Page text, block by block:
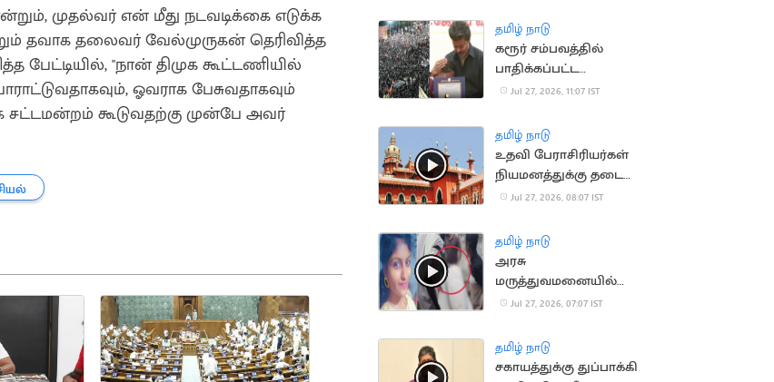
முதல்வர் என் மீது நடவடிக்கை எடுக்க
தவாக தலைவர் வேல்முருகன் தெரிவித்த
"நான் திமுக கூட்டணியில்
ஓவராக பேசுவதாகவும்
கூடுவதற்கு முன்பே அவர்
அறிவிப்பு
தமிழ் நாடு
கரூர் சம்பவத்தில்
பாதிக்கப்பட்ட
குடும்பங்களுக்கான
ரத்து
Jul 27, 2026, 11:07 IST
தமிழ் நாடு
உதவி பேராசிரியர்கள்
நியமனத்துக்கு தடை
கோரிய மனு வாபஸ்
Jul 27, 2026, 08:07 IST
தமிழ் நாடு
அரசு
மருத்துவமனையில்
சடலங்களை மாற்றி
உறவினர்கள் அதிர்ச்சி
Jul 27, 2026, 07:07 IST
தமிழ் நாடு
சகாயத்துக்கு துப்பாக்கி